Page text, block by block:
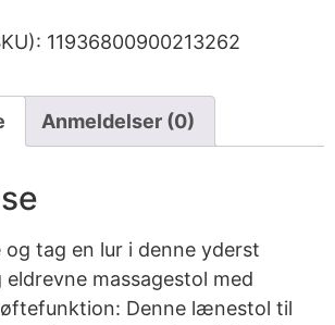
11936800900213262
Anmeldelser (0)
tag en lur i denne yderst
massagestol med
Denne lænestol til